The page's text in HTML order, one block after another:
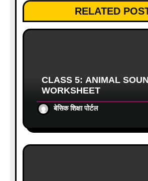
n
RELATED
CLASS 5: ANIMAL
WORKSHEET
बेसिक शिक्षा पोर्टल